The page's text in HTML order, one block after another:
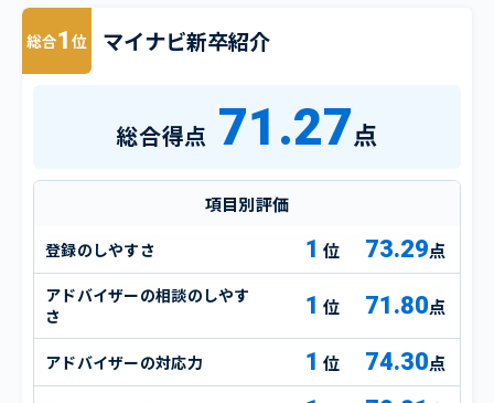
総合1 位 マイナビ新卒紹介
総合得点 71.27点
項目別評価
登録のしやすさ 1 73.29点
アドバイザーの相談のしやす
さ
1 71.80点
アドバイザーの対応力 1 74.30点